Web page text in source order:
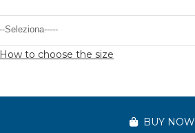
How to choose the size
BUY NOW